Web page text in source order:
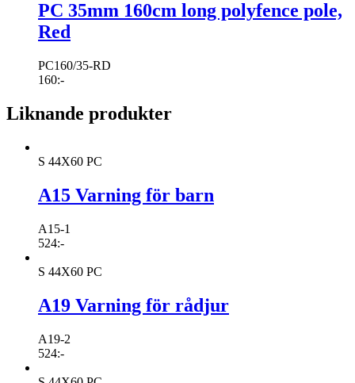
PC 35mm 160cm long polyfence pole,
Red
PC160/35-RD
160:-
Liknande produkter
S 44X60 PC
A15 Varning för barn
A15-1
524:-
S 44X60 PC
A19 Varning för rådjur
A19-2
524:-